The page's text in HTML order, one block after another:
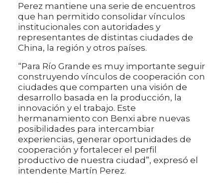
Perez mantiene una serie de encuentros
que han permitido consolidar vínculos
institucionales con autoridades y
representantes de distintas ciudades de
China, la región y otros países.
“Para Río Grande es muy importante seguir
construyendo vínculos de cooperación con
ciudades que comparten una visión de
desarrollo basada en la producción, la
innovación y el trabajo. Este
hermanamiento con Benxi abre nuevas
posibilidades para intercambiar
experiencias, generar oportunidades de
cooperación y fortalecer el perfil
productivo de nuestra ciudad”, expresó el
intendente Martín Perez.